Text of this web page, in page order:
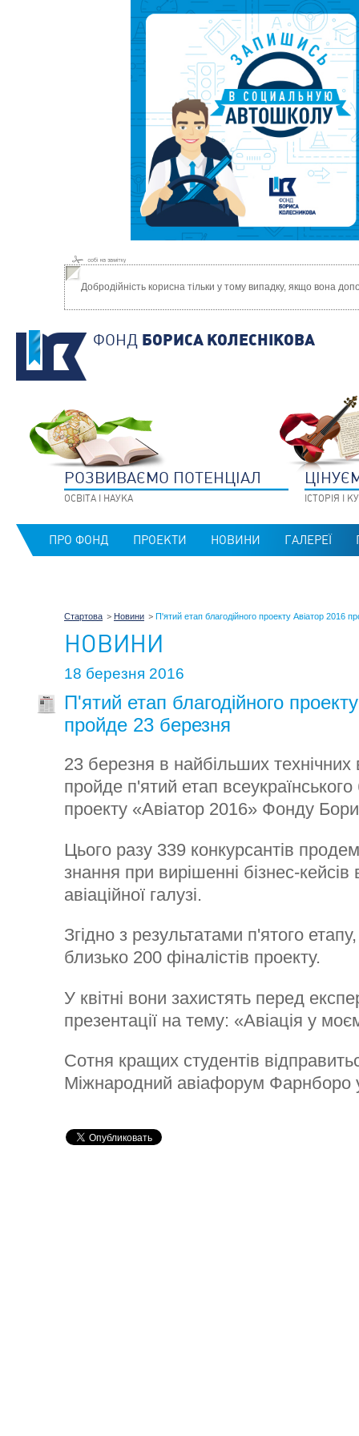
Добродійність корисна тільки у тому випадку, якщо вона
ФОНД БОРИСА КОЛЕСНIКОВА
РОЗВИВАЄМО ПОТЕНЦIАЛ
ОСВIТА I НАУКА IСТОРIЯ I
ПРО ФОНД ПРОЕКТИ НОВИНИ ГАЛЕРЕЇ
Стартова Новини П'ятий етап благодійного проекту Авіатор 2016
НОВИНИ
18 березня 2016
П'ятий етап благодійного
пройде 23 березня
23 березня в найбільших технічних
пройде п'ятий етап всеукраїнського
проекту «Авіатор 2016» Фонду
Цього разу 339 конкурсантів
знання при вирішенні бізнес-кейсів
авіаційної галузі.
Згідно з результатами п'ятого
близько 200 фіналістів проекту.
У квітні вони захистять перед
презентації на тему: «Авіація у
Сотня кращих студентів
Міжнародний авіафорум Фарнборо